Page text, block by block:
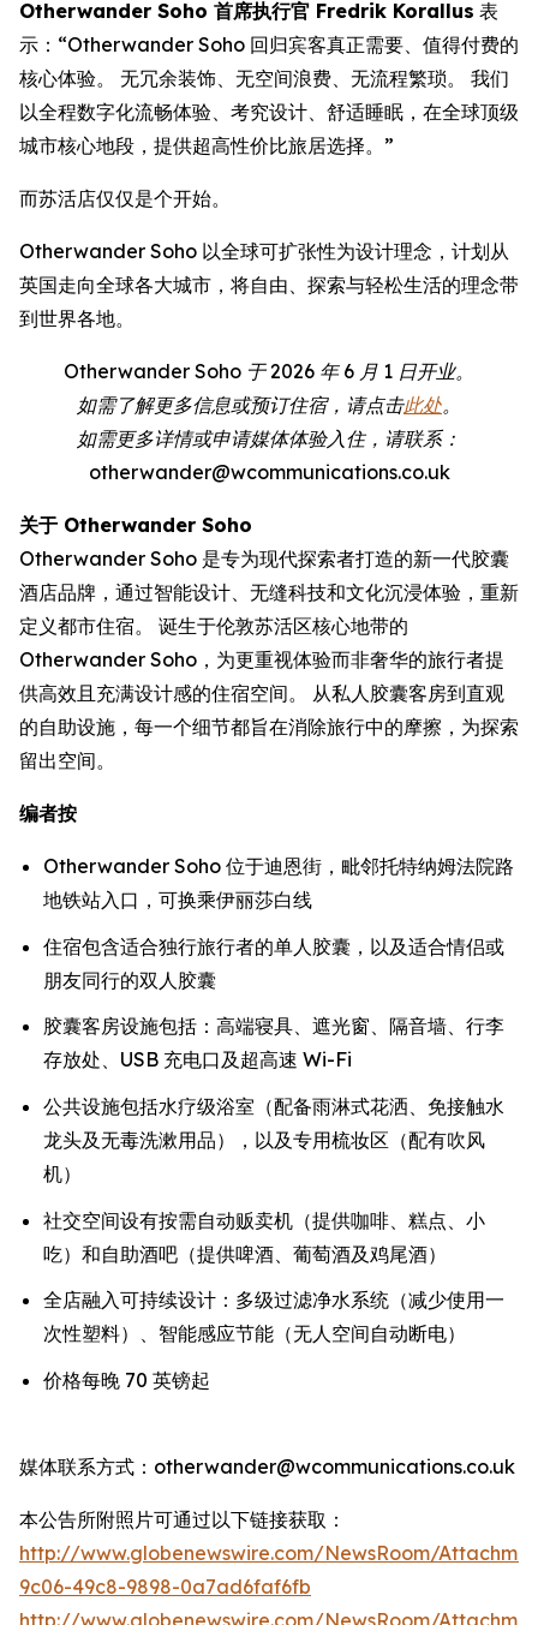
Otherwander Soho 首席执行官 Fredrik Korallus 表
示：“Otherwander Soho 回归宾客真正需要、值得付费的
核心体验。 无冗余装饰、无空间浪费、无流程繁琐。 我们
以全程数字化流畅体验、考究设计、舒适睡眠，在全球顶级
城市核心地段，提供超高性价比旅居选择。”
而苏活店仅仅是个开始。
Otherwander Soho 以全球可扩张性为设计理念，计划从
英国走向全球各大城市，将自由、探索与轻松生活的理念带
到世界各地。
Otherwander Soho 于 2026 年 6 月 1 日开业。
如需了解更多信息或预订住宿，请点击此处。
如需更多详情或申请媒体体验入住，请联系：
otherwander@wcommunications.co.uk
关于 Otherwander Soho
Otherwander Soho 是专为现代探索者打造的新一代胶囊
酒店品牌，通过智能设计、无缝科技和文化沉浸体验，重新
定义都市住宿。 诞生于伦敦苏活区核心地带的
Otherwander Soho，为更重视体验而非奢华的旅行者提
供高效且充满设计感的住宿空间。 从私人胶囊客房到直观
的自助设施，每一个细节都旨在消除旅行中的摩擦，为探索
留出空间。
编者按
Otherwander Soho 位于迪恩街，毗邻托特纳姆法院路
地铁站入口，可换乘伊丽莎白线
住宿包含适合独行旅行者的单人胶囊，以及适合情侣或
朋友同行的双人胶囊
胶囊客房设施包括：高端寝具、遮光窗、隔音墙、行李
存放处、USB 充电口及超高速 Wi-Fi
公共设施包括水疗级浴室（配备雨淋式花洒、免接触水
龙头及无毒洗漱用品），以及专用梳妆区（配有吹风
机）
社交空间设有按需自动贩卖机（提供咖啡、糕点、小
吃）和自助酒吧（提供啤酒、葡萄酒及鸡尾酒）
全店融入可持续设计：多级过滤净水系统（减少使用一
次性塑料）、智能感应节能（无人空间自动断电）
价格每晚 70 英镑起
媒体联系方式：otherwander@wcommunications.co.uk
本公告所附照片可通过以下链接获取：
http://www.globenewswire.com/NewsRoom/
9c06-49c8-9898-0a7ad6faf6fb
http://www.globenewswire.com/NewsRoom/